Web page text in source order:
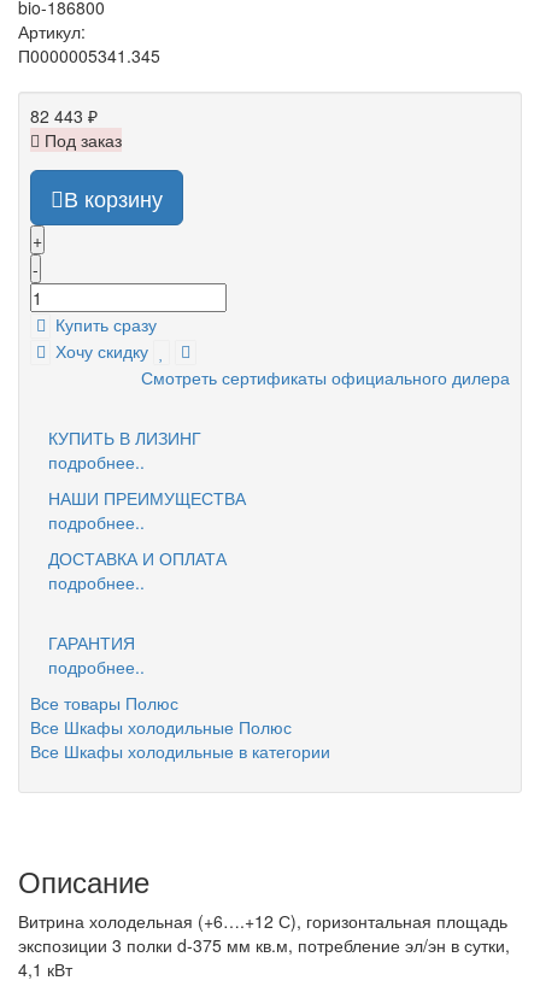
bio-186800
Артикул:
П0000005341.345
82 443 ₽
Под заказ
В корзину
+
-
Купить сразу
Хочу скидку
Смотреть сертификаты официального дилера
КУПИТЬ В ЛИЗИНГ
подробнее..
НАШИ ПРЕИМУЩЕСТВА
подробнее..
ДОСТАВКА И ОПЛАТА
подробнее..
ГАРАНТИЯ
подробнее..
Все товары Полюс
Все Шкафы холодильные Полюс
Все Шкафы холодильные в категории
Описание
Витрина холодельная (+6….+12 С), горизонтальная площадь
экспозиции 3 полки d-375 мм кв.м, потребление эл/эн в сутки,
4,1 кВт